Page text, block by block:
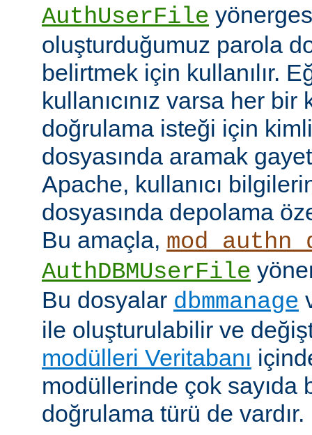
AuthUserFile
oluşturduğumuz parola
belirtmek için kullanılır.
kullanıcınız varsa her bir
doğrulama isteği için
dosyasında aramak
Apache, kullanıcı
dosyasında depolama
Bu amaçla,
AuthDBMUserFile
Bu dosyalar dbmmanage
ile oluşturulabilir ve
modülleri Veritabanı
modüllerinde çok sayıda
doğrulama türü de vardır.